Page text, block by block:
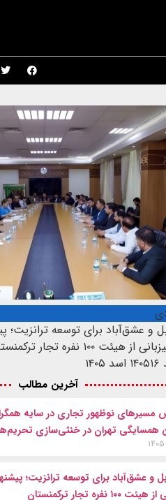
و عشق‌آباد برای توسعه ترانزیت؛
هیئت ۱۰۰ نفره تجار ترکمنستان
۱۶ اسد ۱۴۰۵
آخرین مطالب
مسیرهای نوظهور تجاری در سایه
همسایگی تهران در خنثی‌سازی
و عشق‌آباد برای توسعه ترانزیت؛
نفره تجار ترکمنستان